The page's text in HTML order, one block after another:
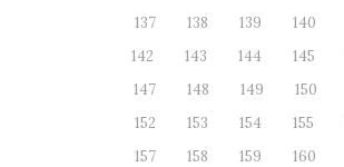
137
138 139 140
142
143 144 145
147
148 149 150
152
153 154 155
157
158 159 160